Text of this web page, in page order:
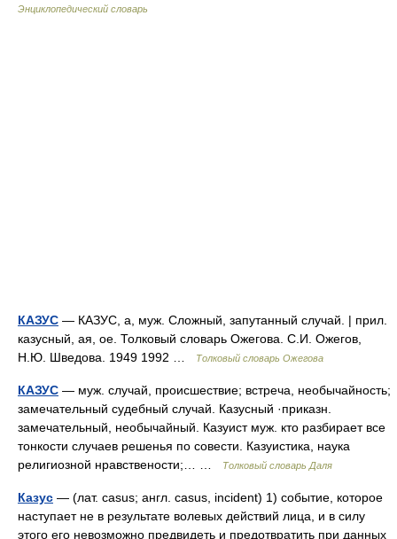
Энциклопедический словарь
КАЗУС — КАЗУС, а, муж. Сложный, запутанный случай. | прил.
казусный, ая, ое. Толковый словарь Ожегова. С.И. Ожегов,
Н.Ю. Шведова. 1949 1992 …
Толковый словарь Ожегова
КАЗУС — муж. случай, происшествие; встреча, необычайность;
замечательный судебный случай. Казусный ·приказн.
замечательный, необычайный. Казуист муж. кто разбирает все
тонкости случаев решенья по совести. Казуистика, наука
религиозной нравствености;… …
Толковый словарь Даля
Казус — (лат. casus; англ. casus, incident) 1) событие, которое
наступает не в результате волевых действий лица, и в силу
этого его невозможно предвидеть и предотвратить при данных